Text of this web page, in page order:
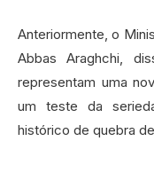
Anteriormente, o
Abbas Araghchi,
representam uma
um teste da
histórico de quebra